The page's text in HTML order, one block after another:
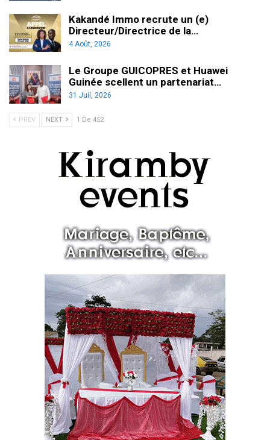
Kakandé Immo recrute un (e)
Directeur/Directrice de la…
4 Août, 2026
Le Groupe GUICOPRES et Huawei
Guinée scellent un partenariat…
31 Juil, 2026
PREV NEXT 1 De 452